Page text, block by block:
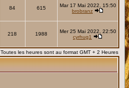
84 615
Mar 17 Mai 2022, 15:50
brobranz
218 1988
Mer 25 Mai 2022, 22:50
cyrhug1
Toutes les heures sont au format GMT + 2 Heures